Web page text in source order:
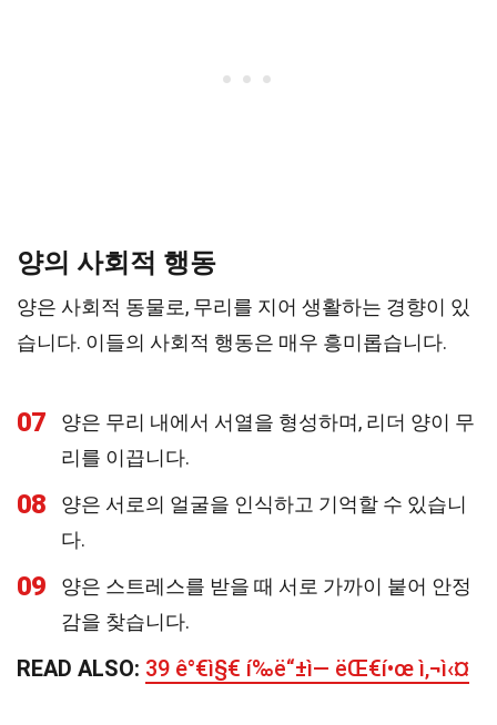
양의 사회적 행동
양은 사회적 동물로, 무리를 지어 생활하는 경향이 있
습니다. 이들의 사회적 행동은 매우 흥미롭습니다.
07
양은 무리 내에서 서열을 형성하며, 리더 양이 무
리를 이끕니다.
08
양은 서로의 얼굴을 인식하고 기억할 수 있습니
다.
09
양은 스트레스를 받을 때 서로 가까이 붙어 안정
감을 찾습니다.
READ ALSO: 39 ê°€ì§€ í‰ë“±ì— ëŒ€í•œ ì‚¬ì‹¤